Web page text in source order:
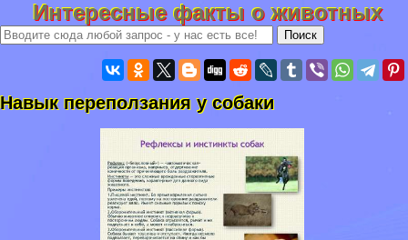
Интересные факты о животных
Навык переползания у собаки